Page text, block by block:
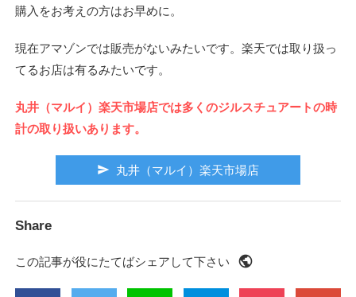
購入をお考えの方はお早めに。
現在アマゾンでは販売がないみたいです。楽天では取り扱っ
てるお店は有るみたいです。
丸井（マルイ）楽天市場店では多くのジルスチュアートの時
計の取り扱いあります。
send 丸井（マルイ）楽天市場店
Share
この記事が役にたてばシェアして下さい public